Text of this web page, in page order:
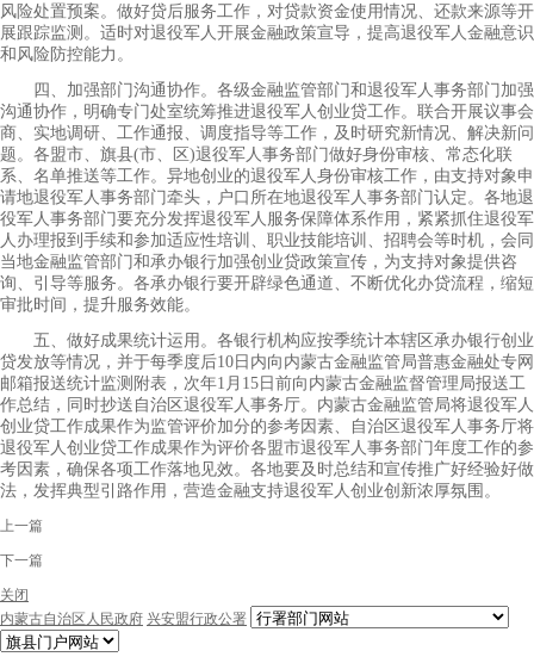
风险处置预案。做好贷后服务工作，对贷款资金使用情况、还款来源等开
展跟踪监测。适时对退役军人开展金融政策宣导，提高退役军人金融意识
和风险防控能力。
四、加强部门沟通协作。各级金融监管部门和退役军人事务部门加强
沟通协作，明确专门处室统筹推进退役军人创业贷工作。联合开展议事会
商、实地调研、工作通报、调度指导等工作，及时研究新情况、解决新问
题。各盟市、旗县(市、区)退役军人事务部门做好身份审核、常态化联
系、名单推送等工作。异地创业的退役军人身份审核工作，由支持对象申
请地退役军人事务部门牵头，户口所在地退役军人事务部门认定。各地退
役军人事务部门要充分发挥退役军人服务保障体系作用，紧紧抓住退役军
人办理报到手续和参加适应性培训、职业技能培训、招聘会等时机，会同
当地金融监管部门和承办银行加强创业贷政策宣传，为支持对象提供咨
询、引导等服务。各承办银行要开辟绿色通道、不断优化办贷流程，缩短
审批时间，提升服务效能。
五、做好成果统计运用。各银行机构应按季统计本辖区承办银行创业
贷发放等情况，并于每季度后10日内向内蒙古金融监管局普惠金融处专网
邮箱报送统计监测附表，次年1月15日前向内蒙古金融监督管理局报送工
作总结，同时抄送自治区退役军人事务厅。内蒙古金融监管局将退役军人
创业贷工作成果作为监管评价加分的参考因素、自治区退役军人事务厅将
退役军人创业贷工作成果作为评价各盟市退役军人事务部门年度工作的参
考因素，确保各项工作落地见效。各地要及时总结和宣传推广好经验好做
法，发挥典型引路作用，营造金融支持退役军人创业创新浓厚氛围。
上一篇
下一篇
关闭
内蒙古自治区人民政府 兴安盟行政公署